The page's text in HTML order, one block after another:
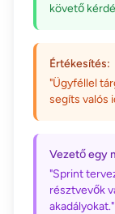
követő
Értékesítés:
"Ügyféllel
segíts valós
Vezető egy
"Sprint
résztvevők
akadályokat."